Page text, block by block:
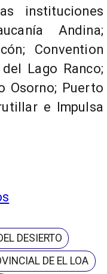
instituciones
Andina;
Convention
Lago Ranco;
Osorno; Puerto
e Impulsa
DESIERTO
DE EL LOA